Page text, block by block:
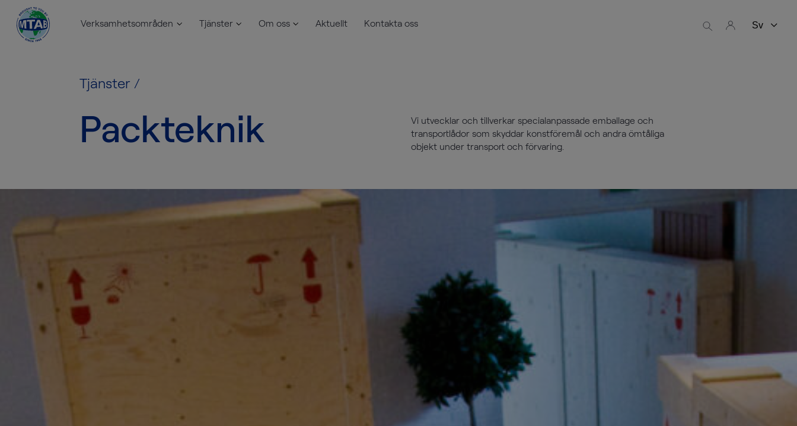
Verksamhetsområden Tjänster Om oss Aktuellt Kontakta oss
Tjänster /
Packteknik
Vi utvecklar och tillverkar specialanpassade emballage och
transportlådor som skyddar konstföremål och andra ömtåliga
objekt under transport och förvaring.